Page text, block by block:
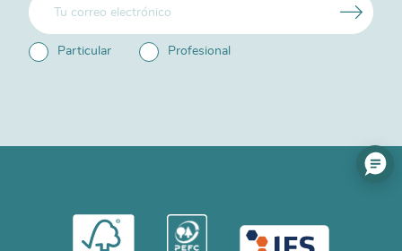
Particular Profesional